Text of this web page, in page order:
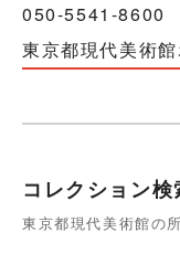
050-5541-8600
東京都現代美術
コレクション検
東京都現代美術館の